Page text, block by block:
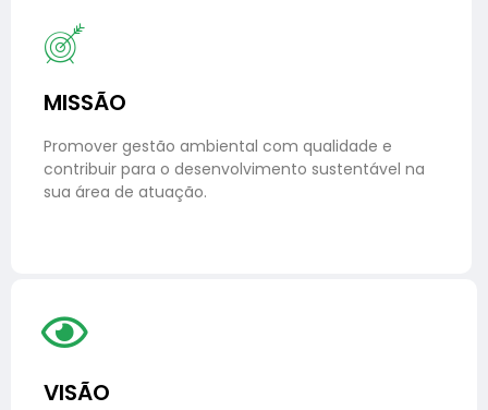
MISSÃO
Promover gestão ambiental com qualidade e
contribuir para o desenvolvimento sustentável na
sua área de atuação.
VISÃO